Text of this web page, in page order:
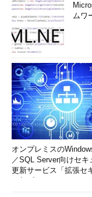
ムワ
オンプレミスの
／SQL Server向けセキ
更新サービス「拡張セ